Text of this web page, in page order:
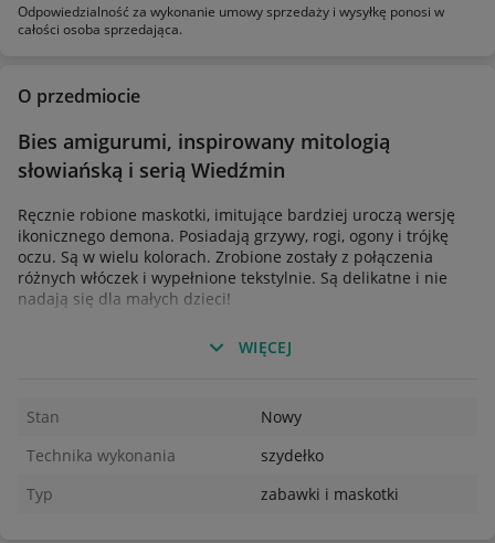
Odpowiedzialność za wykonanie umowy sprzedaży i wysyłkę ponosi w
całości osoba sprzedająca.
O przedmiocie
Bies amigurumi, inspirowany mitologią
słowiańską i serią Wiedźmin
Ręcznie robione maskotki, imitujące bardziej uroczą wersję
ikonicznego demona. Posiadają grzywy, rogi, ogony i trójkę
oczu. Są w wielu kolorach. Zrobione zostały z połączenia
różnych włóczek i wypełnione tekstylnie. Są delikatne i nie
nadają się dla małych dzieci!
-Czarny
-Rudy z szarym
WIĘCEJ
Stan
Nowy
Technika wykonania
szydełko
Typ
zabawki i maskotki